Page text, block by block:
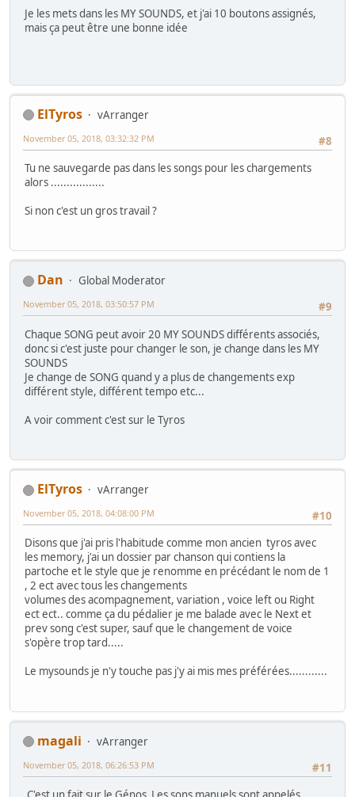
Je les mets dans les MY SOUNDS, et j'ai 10 boutons assignés,
mais ça peut être une bonne idée
ElTyros
vArranger
#8
November 05, 2018, 03:32:32 PM
Tu ne sauvegarde pas dans les songs pour les chargements
alors .................
Si non c'est un gros travail ?
Dan
Global Moderator
#9
November 05, 2018, 03:50:57 PM
Chaque SONG peut avoir 20 MY SOUNDS différents associés,
donc si c'est juste pour changer le son, je change dans les MY
SOUNDS
Je change de SONG quand y a plus de changements exp
différent style, différent tempo etc...
A voir comment c'est sur le Tyros
ElTyros
vArranger
#10
November 05, 2018, 04:08:00 PM
Disons que j'ai pris l'habitude comme mon ancien tyros avec
les memory, j'ai un dossier par chanson qui contiens la
partoche et le style que je renomme en précédant le nom de 1
, 2 ect avec tous les changements
volumes des acompagnement, variation , voice left ou Right
ect ect.. comme ça du pédalier je me balade avec le Next et
prev song c'est super, sauf que le changement de voice
s'opère trop tard.....
Le mysounds je n'y touche pas j'y ai mis mes préférées............
magali
vArranger
#11
November 05, 2018, 06:26:53 PM